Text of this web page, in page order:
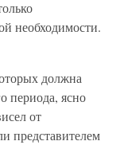
необходимости.
должна
периода, ясно
от
представителем